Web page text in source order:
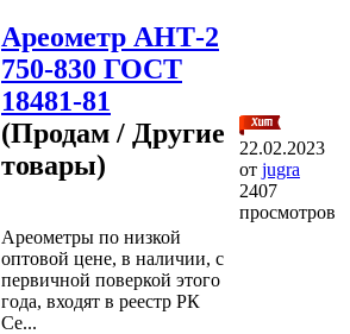
Ареометр АНТ-2
750-830 ГОСТ
18481-81
(Продам / Другие
товары)
Ареометры по низкой
оптовой цене, в наличии, с
первичной поверкой этого
года, входят в реестр РК
Се...
22.02.2023
от jugra
2407
просмотров